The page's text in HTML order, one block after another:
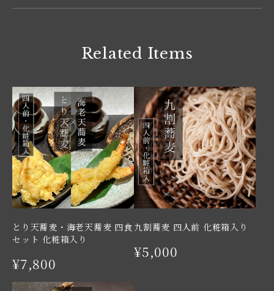
Related Items
とり天蕎麦・海老天蕎麦 四食
セット 化粧箱入り
¥7,800
九割蕎麦 四人前 化粧箱入り
¥5,000